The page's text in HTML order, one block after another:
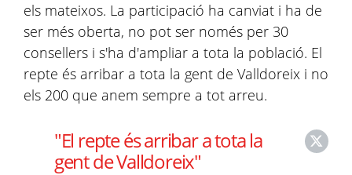
els mateixos. La participació ha canviat i ha de
ser més oberta, no pot ser només per 30
consellers i s'ha d'ampliar a tota la població. El
repte és arribar a tota la gent de Valldoreix i no
els 200 que anem sempre a tot arreu.
"El repte és arribar a tota la
gent de Valldoreix"